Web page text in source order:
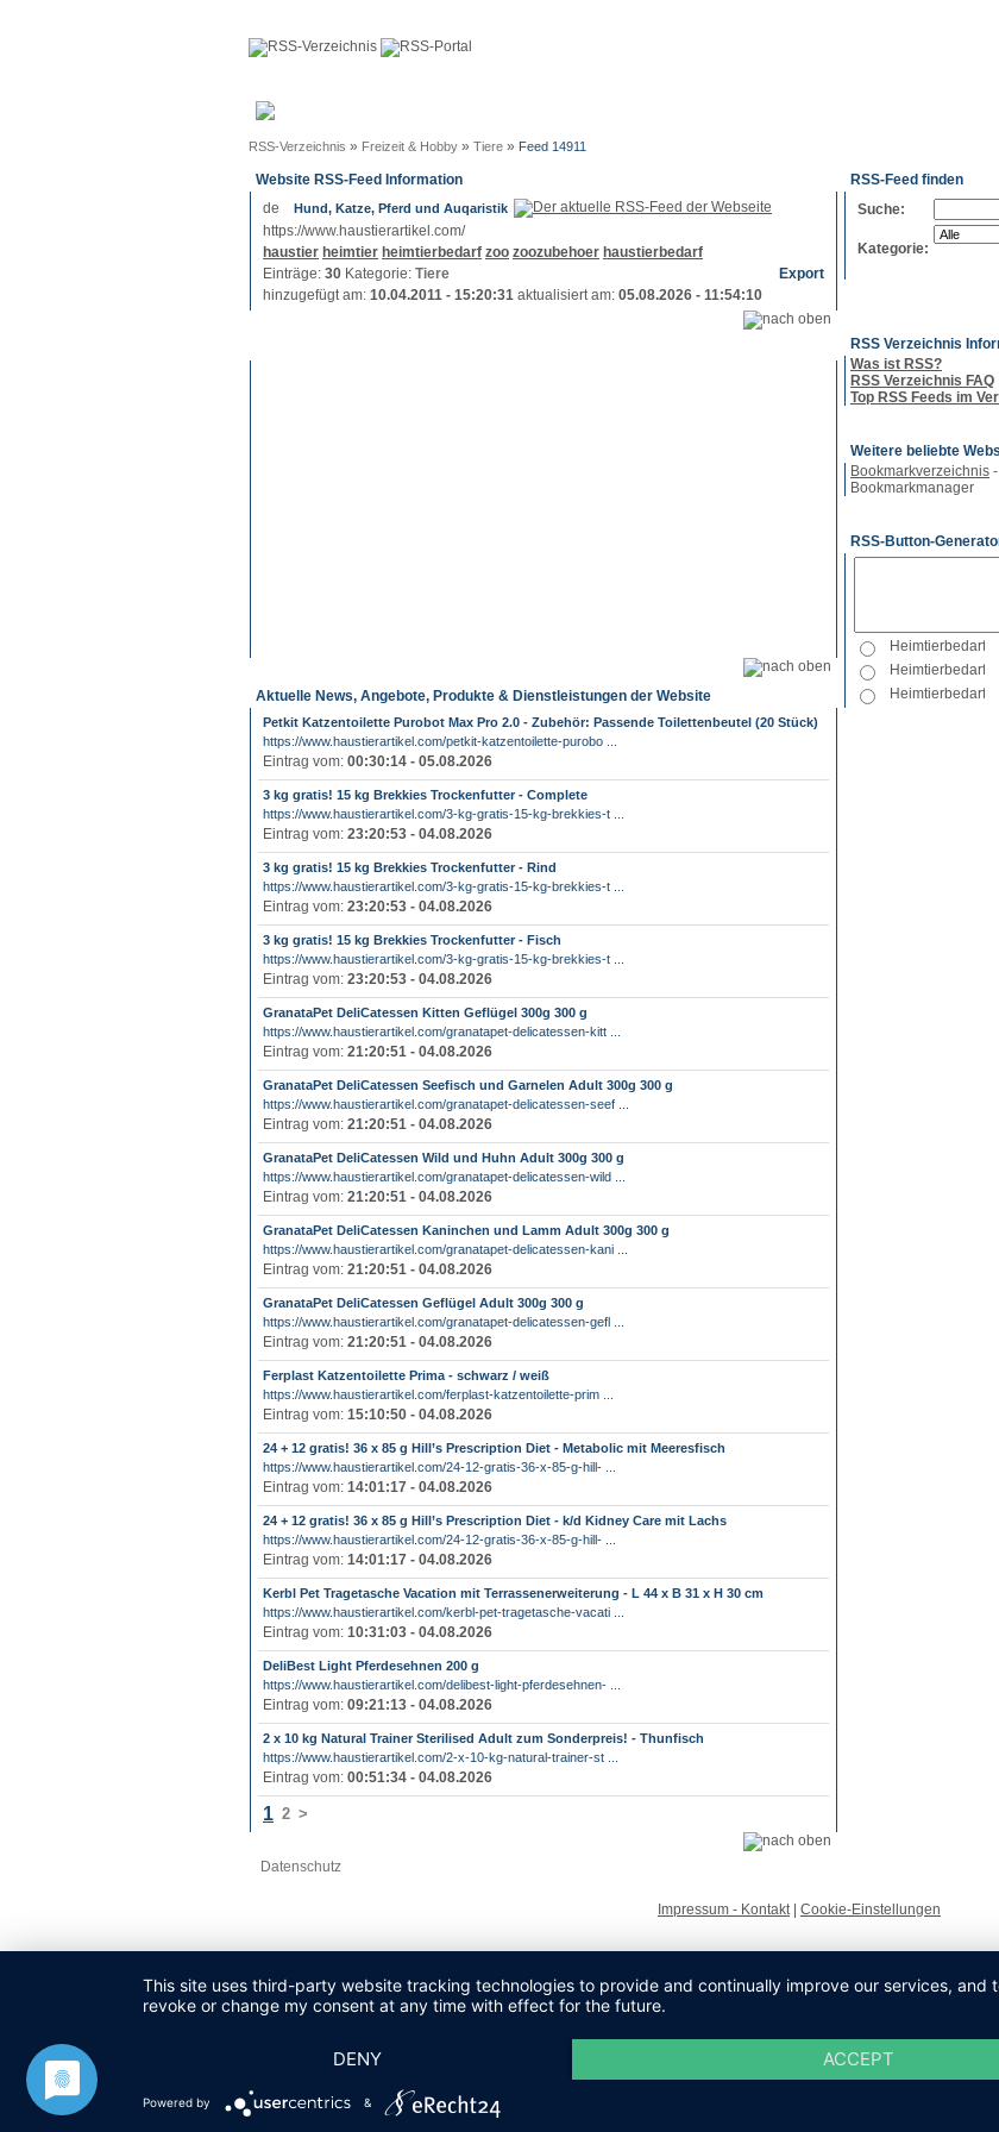
RSS-Verzeichnis » Freizeit & Hobby » Tiere » Feed 14911
Website RSS-Feed Information
Hund, Katze, Pferd und Auqaristik
https://www.haustierartikel.com/
haustier heimtier heimtierbedarf zoo zoozubehoer haustierbedarf
Einträge: 30 Kategorie: Tiere
Export
hinzugefügt am: 10.04.2011 - 15:20:31 aktualisiert am: 05.08.2026 - 11:54:10
Aktuelle News, Angebote, Produkte & Dienstleistungen der Website
Petkit Katzentoilette Purobot Max Pro 2.0 - Zubehör: Passende Toilettenbeutel (20 Stück)
https://www.haustierartikel.com/petkit-katzentoilette-purobo ...
Eintrag vom: 00:30:14 - 05.08.2026
3 kg gratis! 15 kg Brekkies Trockenfutter - Complete
https://www.haustierartikel.com/3-kg-gratis-15-kg-brekkies-t ...
Eintrag vom: 23:20:53 - 04.08.2026
3 kg gratis! 15 kg Brekkies Trockenfutter - Rind
https://www.haustierartikel.com/3-kg-gratis-15-kg-brekkies-t ...
Eintrag vom: 23:20:53 - 04.08.2026
3 kg gratis! 15 kg Brekkies Trockenfutter - Fisch
https://www.haustierartikel.com/3-kg-gratis-15-kg-brekkies-t ...
Eintrag vom: 23:20:53 - 04.08.2026
GranataPet DeliCatessen Kitten Geflügel 300g 300 g
https://www.haustierartikel.com/granatapet-delicatessen-kitt ...
Eintrag vom: 21:20:51 - 04.08.2026
GranataPet DeliCatessen Seefisch und Garnelen Adult 300g 300 g
https://www.haustierartikel.com/granatapet-delicatessen-seef ...
Eintrag vom: 21:20:51 - 04.08.2026
GranataPet DeliCatessen Wild und Huhn Adult 300g 300 g
https://www.haustierartikel.com/granatapet-delicatessen-wild ...
Eintrag vom: 21:20:51 - 04.08.2026
GranataPet DeliCatessen Kaninchen und Lamm Adult 300g 300 g
https://www.haustierartikel.com/granatapet-delicatessen-kani ...
Eintrag vom: 21:20:51 - 04.08.2026
GranataPet DeliCatessen Geflügel Adult 300g 300 g
https://www.haustierartikel.com/granatapet-delicatessen-gefl ...
Eintrag vom: 21:20:51 - 04.08.2026
Ferplast Katzentoilette Prima - schwarz / weiß
https://www.haustierartikel.com/ferplast-katzentoilette-prim ...
Eintrag vom: 15:10:50 - 04.08.2026
24 + 12 gratis! 36 x 85 g Hill’s Prescription Diet - Metabolic mit Meeresfisch
https://www.haustierartikel.com/24-12-gratis-36-x-85-g-hill- ...
Eintrag vom: 14:01:17 - 04.08.2026
24 + 12 gratis! 36 x 85 g Hill’s Prescription Diet - k/d Kidney Care mit Lachs
https://www.haustierartikel.com/24-12-gratis-36-x-85-g-hill- ...
Eintrag vom: 14:01:17 - 04.08.2026
Kerbl Pet Tragetasche Vacation mit Terrassenerweiterung - L 44 x B 31 x H 30 cm
https://www.haustierartikel.com/kerbl-pet-tragetasche-vacati ...
Eintrag vom: 10:31:03 - 04.08.2026
DeliBest Light Pferdesehnen 200 g
https://www.haustierartikel.com/delibest-light-pferdesehnen- ...
Eintrag vom: 09:21:13 - 04.08.2026
2 x 10 kg Natural Trainer Sterilised Adult zum Sonderpreis! - Thunfisch
https://www.haustierartikel.com/2-x-10-kg-natural-trainer-st ...
Eintrag vom: 00:51:34 - 04.08.2026
1 2 >
RSS-Feed finden
Suche:
Kategorie:
RSS Verzeichnis
Was ist RSS?
RSS Verzeichnis FAQ
Top RSS Feeds im
Weitere beliebte
Bookmarkverzeichnis
Bookmarkmanager
RSS-Button-
Datenschutz
Impressum - Kontakt| Cookie-Einstellungen
This site uses third-party website tracking technologies to provide and continually improve our services,
revoke or change my consent at any time with effect for the future.
DENY ACCEPT
Powered by &